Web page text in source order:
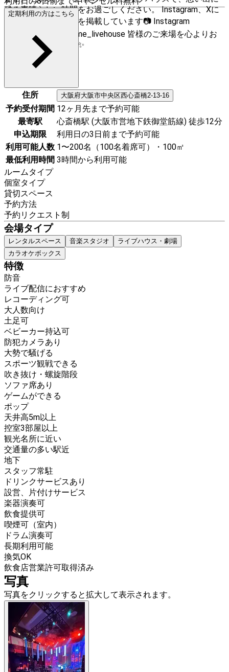
残る素晴らしい時間をお過ごしください。 Instagram、Xに
ライブハウスの様子を掲載しています📷 Instagram
hime_livehouse X Hime_livehouse 皆様のご来場を心よりお
待ちしております！✨
定期利用の方はこちら
住所 大阪府大阪市中央区西心斎橋2-13-16
予約受付期間 12ヶ月先まで予約可能
最寄駅
心斎橋駅 (大阪市営地下鉄御堂筋線) 徒歩12分
申込期限
利用日の3日前まで予約可能
利用可能人数 1〜200名（100名着席可）・100㎡
最低利用時間 3時間から利用可能
ルームタイプ
個室タイプ
貸切スペース
予約方法
予約リクエスト制
会場タイプ
レンタルスペース 音楽スタジオ
ライブハウス・劇場
カラオケボックス
特徴
防音
ライブ配信におすすめ
レコーディング可
大人数向け
土足可
ベビーカー持込可
防犯カメラあり
大勢で騒げる
スポーツ観戦できる
吹き抜け・螺旋階段
ソファ席あり
ゲームができる
ポップ
天井高5m以上
控室3部屋以上
観光名所に近い
交通量の多い駅近
地下
スタッフ常駐
ドリンクサービスあり
設営、片付けサービス
楽器演奏可
飲食提供可
喫煙可（室内）
ドラム演奏可
長期利用可能
換気OK
飲食店営業許可取得済み
写真
写真をクリックすると拡大して表示されます。